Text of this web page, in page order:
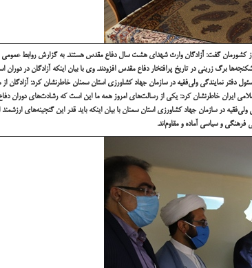
کشورمان گفت: آزادگان وارث شهدای هشت سال دفاع مقدس هستند. به گزارش روابط عمومی
برگ زرینی در تاریخ پرافتخار دفاع مقدس افزودند. وی با بیان اینکه آزادگان در
دفتر نمایندگی ولی‌فقیه در سازمان جهاد کشاورزی استان سمنان خاطرنشان کرد: آزادگان
ایران خاطرنشان کرد: یکی از رسالت‌های امروز همه ما این است که رشادت‌های دوران
ولی‌فقیه در سازمان جهاد کشاورزی استان سمنان با بیان اینکه باید قدر این گنجینه‌های
و سیاسی آماده و مقاوم‌اند.